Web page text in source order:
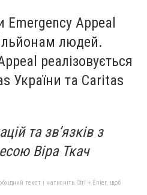
Emergency Appeal
людей.
реалізовується
України та Caritas
та зв’язків з
Віра Ткач
текст і натисніть Ctrl + Enter, щоб